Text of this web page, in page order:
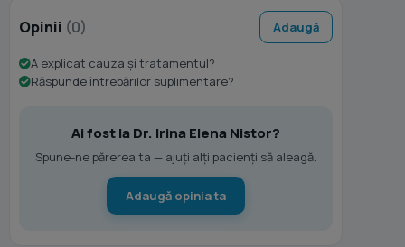
Opinii (0) Adaugă
A explicat cauza și tratamentul?
Răspunde întrebărilor suplimentare?
Ai fost la Dr. Irina Elena Nistor?
Spune-ne părerea ta — ajuți alți pacienți să aleagă.
Adaugă opinia ta